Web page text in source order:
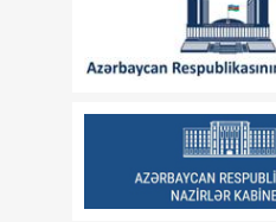
il sonra: Cənubi Qafqazın
yeni geosiyasi nizamı və
Azərbaycanın strateji
Azərbaycanın yeni dövlət
davranış modeli: müdafiə
diplomatiyasından strateji